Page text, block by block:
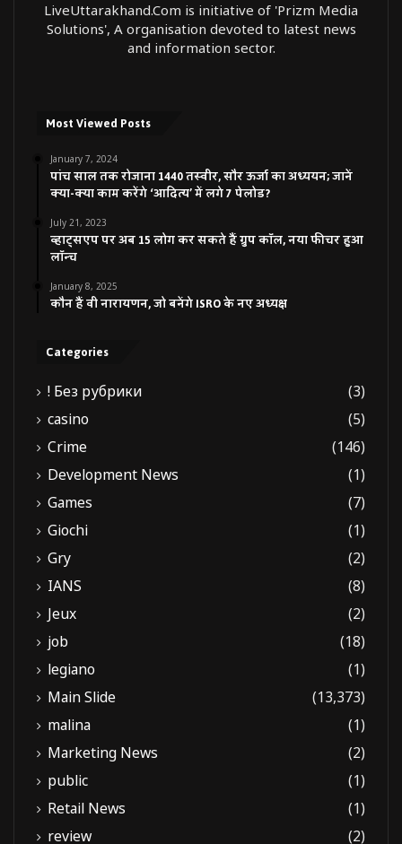
LiveUttarakhand.Com is initiative of 'Prizm Media
Solutions', A organisation devoted to latest news
and information sector.
Most Viewed Posts
January 7, 2024
पांच साल तक रोजाना 1440 तस्वीर, सौर ऊर्जा का अध्ययन; जानें
क्या-क्या काम करेंगे ‘आदित्य’ में लगे 7 पेलोड?
July 21, 2023
व्हाट्सएप पर अब 15 लोग कर सकते हैं ग्रुप कॉल, नया फीचर हुआ
लॉन्च
January 8, 2025
कौन हैं वी नारायणन, जो बनेंगे ISRO के नए अध्यक्ष
Categories
! Без рубрики
(3)
casino
(5)
Crime
(146)
Development News
(1)
Games
(7)
Giochi
(1)
Gry
(2)
IANS
(8)
Jeux
(2)
job
(18)
legiano
(1)
Main Slide
(13,373)
malina
(1)
Marketing News
(2)
public
(1)
Retail News
(1)
review
(2)